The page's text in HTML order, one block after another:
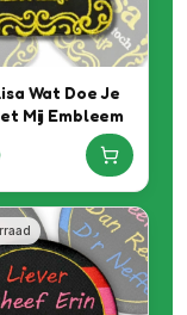
Wat Doe Je
Mij Embleem